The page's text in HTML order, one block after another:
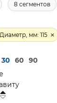
8 сегментов
Диаметр, мм: 115
30 60
90